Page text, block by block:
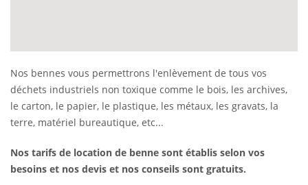
Nos bennes vous permettrons l'enlèvement de tous vos
déchets industriels non toxique comme le bois, les archives,
le carton, le papier, le plastique, les métaux, les gravats, la
terre, matériel bureautique, etc...
Nos tarifs de location de benne sont établis selon vos
besoins et nos devis et nos conseils sont gratuits.